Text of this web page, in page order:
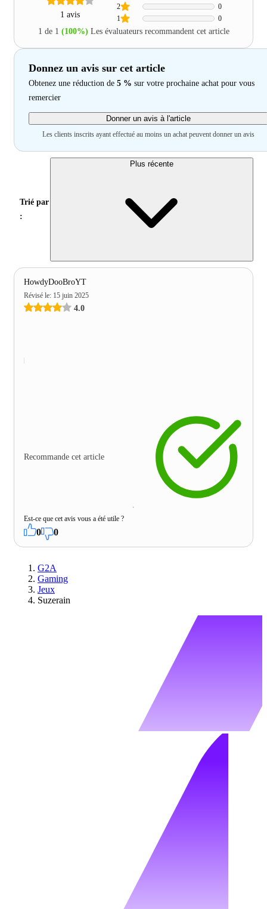
1 avis 1 0
2 0
1 de 1 (100%) Les évaluateurs recommandent cet article
Donnez un avis sur cet article
Obtenez une réduction de 5 % sur votre prochaine achat pour vous
remercier
Donner un avis à l'article
Les clients inscrits ayant effectué au moins un achat peuvent donner un avis
Trié par
:
Plus récente
HowdyDooBroYT
Révisé le: 15 juin 2025
4.0
Recommande cet article
Est-ce que cet avis vous a été utile ?
0 0
G2A
Gaming
Jeux
Suzerain